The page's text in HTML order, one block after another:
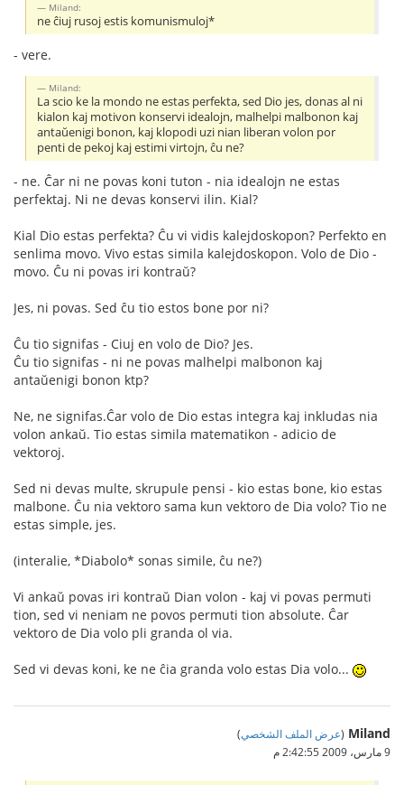
Miland:
ne ĉiuj rusoj estis komunismuloj*
- vere.
Miland:
La scio ke la mondo ne estas perfekta, sed Dio jes, donas al ni
kialon kaj motivon konservi idealojn, malhelpi malbonon kaj
antaŭenigi bonon, kaj klopodi uzi nian liberan volon por
penti de pekoj kaj estimi virtojn, ĉu ne?
- ne. Ĉar ni ne povas koni tuton - nia idealojn ne estas
perfektaj. Ni ne devas konservi ilin. Kial?
Kial Dio estas perfekta? Ĉu vi vidis kalejdoskopon? Perfekto en
senlima movo. Vivo estas simila kalejdoskopon. Volo de Dio -
movo. Ĉu ni povas iri kontraŭ?
Jes, ni povas. Sed ĉu tio estos bone por ni?
Ĉu tio signifas - Ciuj en volo de Dio? Jes.
Ĉu tio signifas - ni ne povas malhelpi malbonon kaj
antaŭenigi bonon ktp?
Ne, ne signifas.Ĉar volo de Dio estas integra kaj inkludas nia
volon ankaŭ. Tio estas simila matematikon - adicio de
vektoroj.
Sed ni devas multe, skrupule pensi - kio estas bone, kio estas
malbone. Ĉu nia vektoro sama kun vektoro de Dia volo? Tio ne
estas simple, jes.
(interalie, *Diabolo* sonas simile, ĉu ne?)
Vi ankaŭ povas iri kontraŭ Dian volon - kaj vi povas permuti
tion, sed vi neniam ne povos permuti tion absolute. Ĉar
vektoro de Dia volo pli granda ol via.
Sed vi devas koni, ke ne ĉia granda volo estas Dia volo...
Miland
(عرض الملف الشخصي)
9 مارس، 2009 2:42:55 م